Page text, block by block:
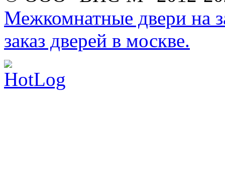
Межкомнатные двери на
заказ дверей в москве.